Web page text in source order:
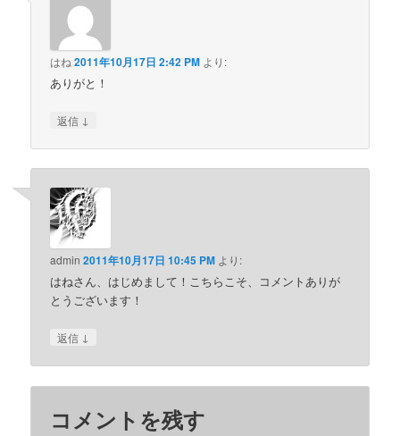
はね 2011年10月17日 2:42 PM より:
ありがと！
返信 ↓
admin 2011年10月17日 10:45 PM より:
はねさん、はじめまして！こちらこそ、コメントありが
とうございます！
返信 ↓
コメントを残す